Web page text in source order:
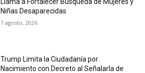
Llama a Fortalecer Búsqueda de Mujeres y
Niñas Desaparecidas
7 agosto, 2026
Trump Limita la Ciudadanía por
Nacimiento con Decreto al Señalarla de